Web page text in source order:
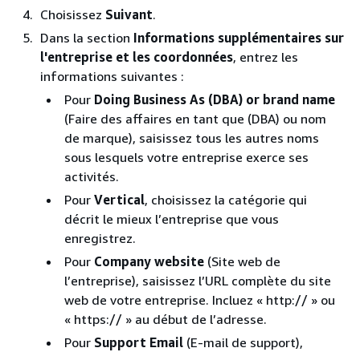
Choisissez Suivant.
Dans la section Informations supplémentaires sur
l'entreprise et les coordonnées, entrez les
informations suivantes :
Pour Doing Business As (DBA) or brand name
(Faire des affaires en tant que (DBA) ou nom
de marque), saisissez tous les autres noms
sous lesquels votre entreprise exerce ses
activités.
Pour Vertical, choisissez la catégorie qui
décrit le mieux l’entreprise que vous
enregistrez.
Pour Company website (Site web de
l’entreprise), saisissez l’URL complète du site
web de votre entreprise. Incluez « http:// » ou
« https:// » au début de l’adresse.
Pour Support Email (E-mail de support),